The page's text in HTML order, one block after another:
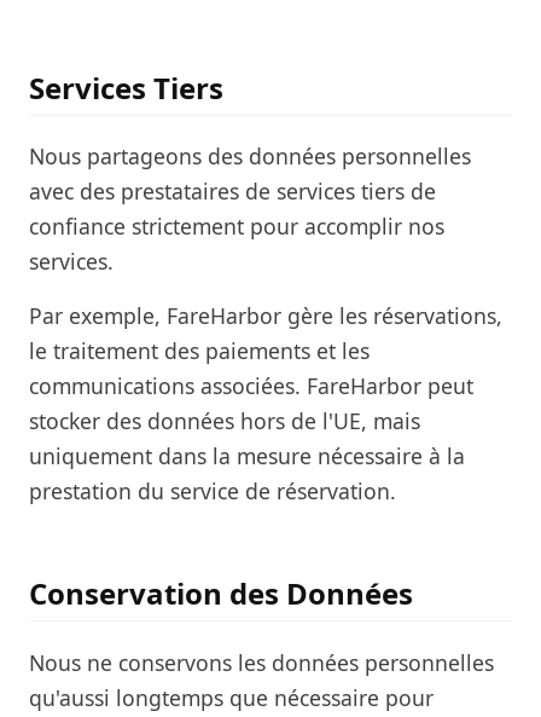
Services Tiers
Nous partageons des données personnelles
avec des prestataires de services tiers de
confiance strictement pour accomplir nos
services.
Par exemple, FareHarbor gère les réservations,
le traitement des paiements et les
communications associées. FareHarbor peut
stocker des données hors de l'UE, mais
uniquement dans la mesure nécessaire à la
prestation du service de réservation.
Conservation des Données
Nous ne conservons les données personnelles
qu'aussi longtemps que nécessaire pour